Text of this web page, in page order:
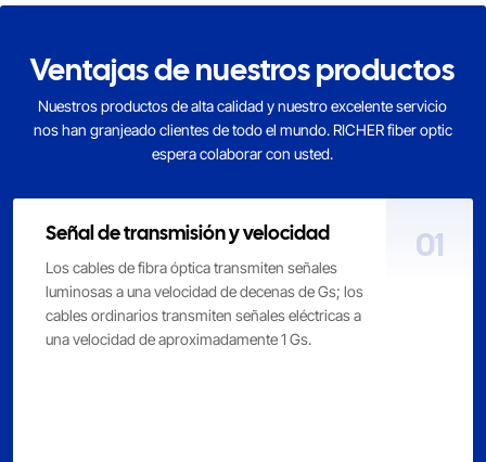
Ventajas de nuestros productos
Nuestros productos de alta calidad y nuestro excelente servicio
nos han granjeado clientes de todo el mundo. RICHER fiber optic
espera colaborar con usted.
Señal de transmisión y velocidad
Los cables de fibra óptica transmiten señales
luminosas a una velocidad de decenas de Gs; los
cables ordinarios transmiten señales eléctricas a
una velocidad de aproximadamente 1 Gs.
01